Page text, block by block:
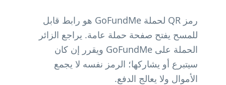
رمز QR لحملة GoFundMe هو رابط قابل
للمسح يفتح صفحة حملة عامة. يراجع الزائر
الحملة على GoFundMe ويقرر إن كان
سيتبرع أو يشاركها؛ الرمز نفسه لا يجمع
الأموال ولا يعالج الدفع.